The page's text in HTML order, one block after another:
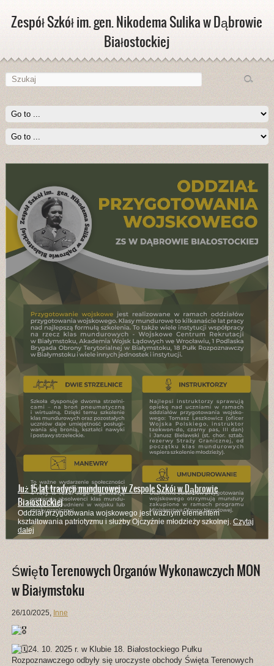
Zespół Szkół im. gen. Nikodema Sulika w Dąbrowie
Białostockiej
Już 15 lat tradycji mundurowej w Zespole Szkół w Dąbrowie
Białostockiej
Oddział przygotowania wojskowego jest ważnym elementem
kształtowania patriotyzmu i służby Ojczyźnie młodzieży szkolnej. Czytaj
dalej
Święto Terenowych Organów Wykonawczych MON
w Białymstoku
26/10/2025, Inne
24. 10. 2025 r. w Klubie 18. Białostockiego Pułku
Rozpoznawczego odbyły się uroczyste obchody Święta Terenowych